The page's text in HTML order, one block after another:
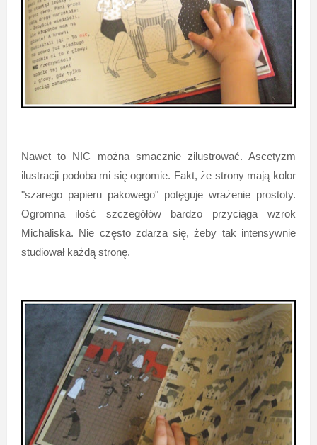
Nawet to NIC można smacznie zilustrować. Ascetyzm
ilustracji podoba mi się ogromie. Fakt, że strony mają kolor
"szarego papieru pakowego" potęguje wrażenie prostoty.
Ogromna ilość szczegółów bardzo przyciąga wzrok
Michaliska. Nie często zdarza się, żeby tak intensywnie
studiował każdą stronę.